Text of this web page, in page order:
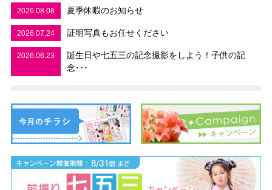
2026.08.08 夏季休暇のお知らせ
2026.07.24 証明写真もお任せください
2026.06.23
誕生日や七五三の記念撮影をしよう！子供の記
念･･･